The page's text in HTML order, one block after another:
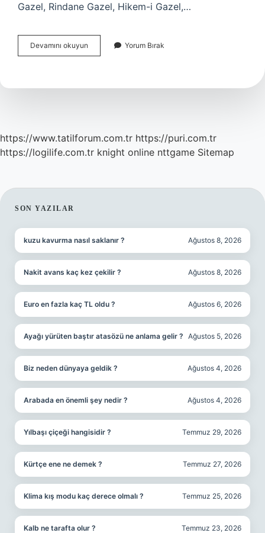
Gazel, Rindane Gazel, Hikem-i Gazel,…
Devamını okuyun
Konusu
Yorum Bırak
https://www.tatilforum.com.tr https://puri.com.tr
https://logilife.com.tr knight online nttgame Sitemap
SIDEBAR
SON YAZILAR
kuzu kavurma nasıl saklanır ? Ağustos 8, 2026
Nakit avans kaç kez çekilir ? Ağustos 8, 2026
Euro en fazla kaç TL oldu ? Ağustos 6, 2026
Ayağı yürüten baştır atasözü ne anlama gelir ? Ağustos 5, 2026
Biz neden dünyaya geldik ? Ağustos 4, 2026
Arabada en önemli şey nedir ? Ağustos 4, 2026
Yılbaşı çiçeği hangisidir ? Temmuz 29, 2026
Kürtçe ene ne demek ? Temmuz 27, 2026
Klima kış modu kaç derece olmalı ? Temmuz 25, 2026
Kalb ne tarafta olur ? Temmuz 23, 2026